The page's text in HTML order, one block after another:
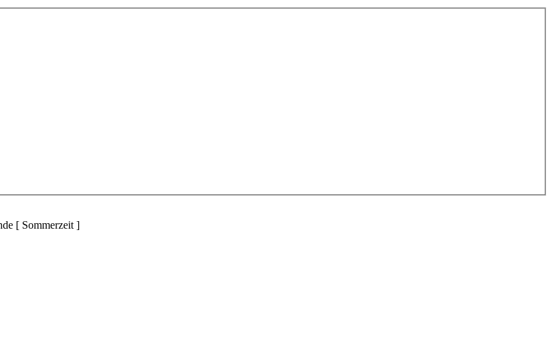
[ Sommerzeit ]